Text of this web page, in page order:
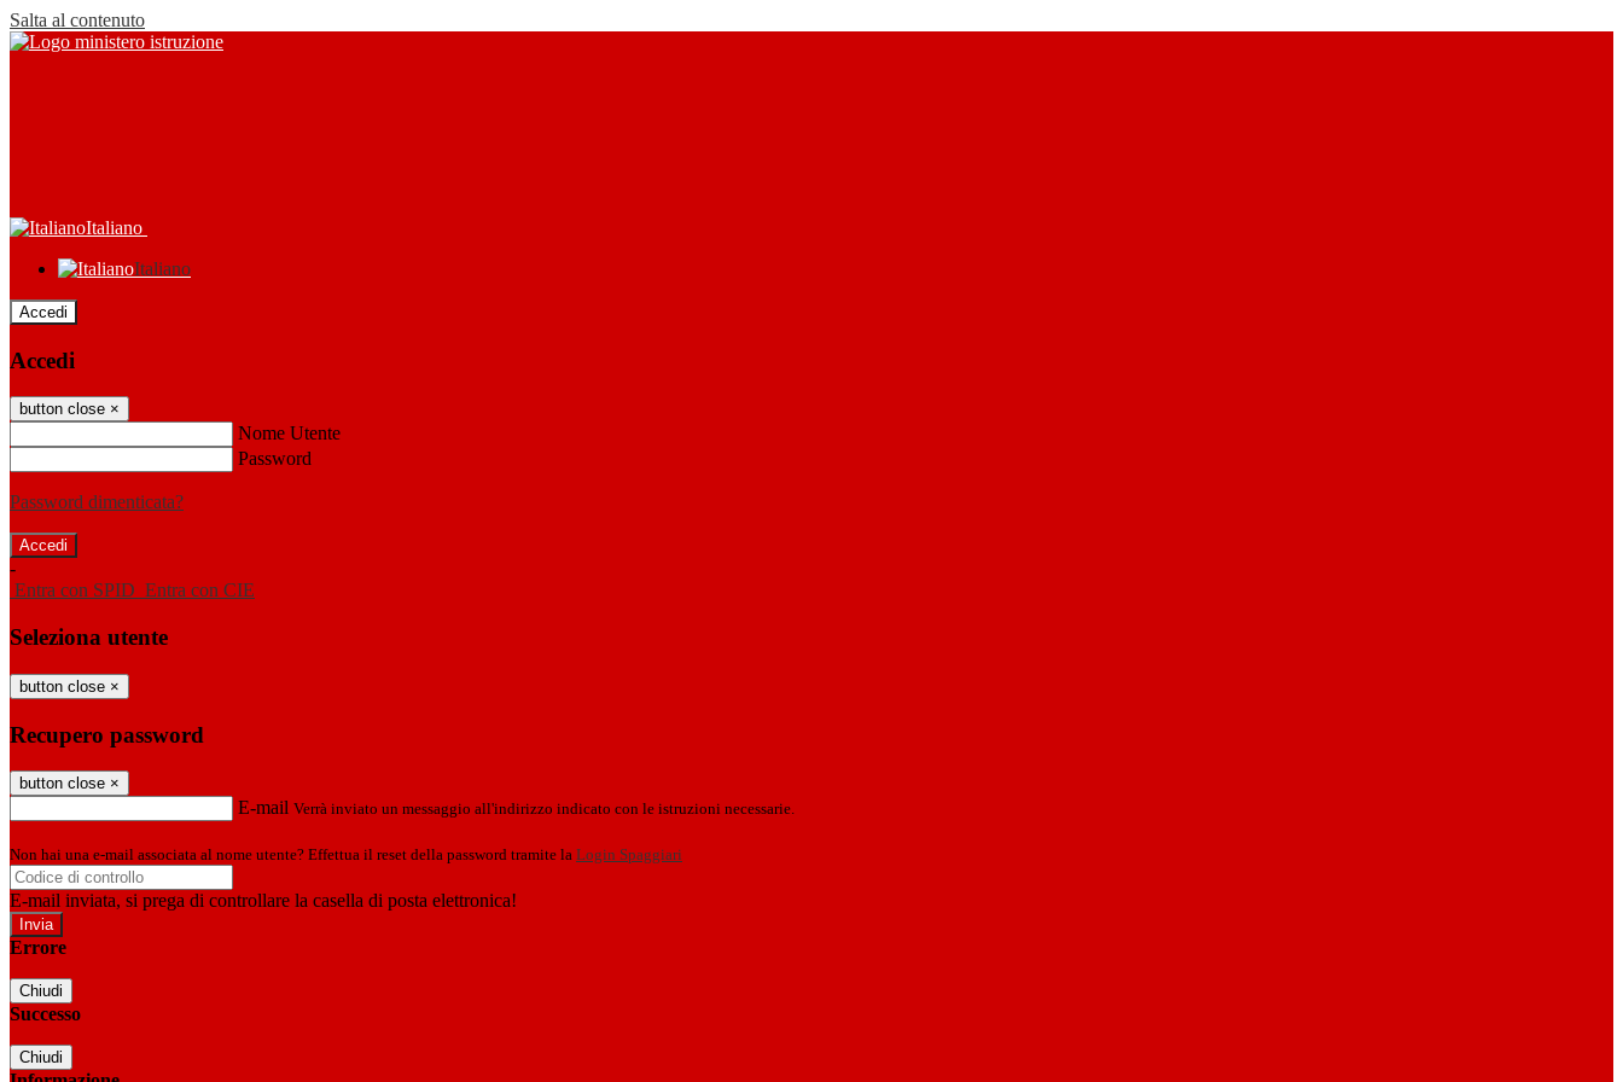
Salta al contenuto
Italiano
Italiano
Accedi
Accedi
button close ×
Nome Utente
Password
Password dimenticata?
-
Entra con SPID Entra con CIE
Seleziona utente
button close ×
Recupero password
button close ×
E-mail Verrà inviato un messaggio all'indirizzo indicato con le istruzioni necessarie.
Non hai una e-mail associata al nome utente? Effettua il reset della password tramite la Login Spaggiari
E-mail inviata, si prega di controllare la casella di posta elettronica!
Errore
Chiudi
Successo
Chiudi